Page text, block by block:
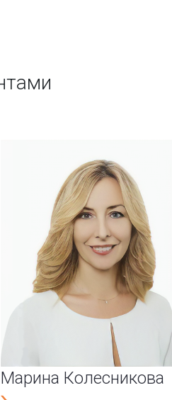
Марина Колесникова